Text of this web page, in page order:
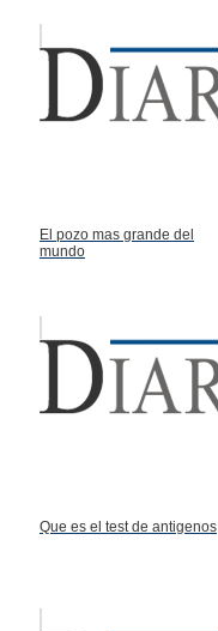
El pozo mas grande del
mundo
Que es el test de antigenos